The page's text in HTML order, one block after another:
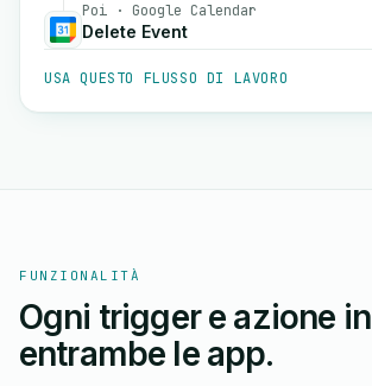
Poi · Google Calendar
Delete Event
USA QUESTO FLUSSO DI LAVORO
FUNZIONALITÀ
Ogni trigger e azione in
entrambe le app.